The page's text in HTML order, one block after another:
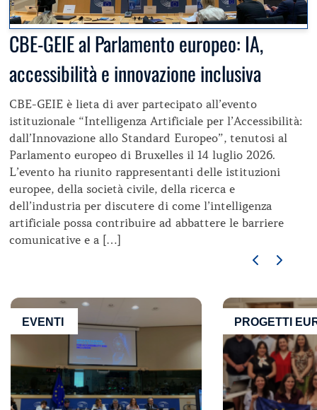
CBE-GEIE al Parlamento europeo: IA,
accessibilità e innovazione inclusiva
CBE-GEIE è lieta di aver partecipato all’evento
istituzionale “Intelligenza Artificiale per l’Accessibilità:
dall’Innovazione allo Standard Europeo”, tenutosi al
Parlamento europeo di Bruxelles il 14 luglio 2026.
L’evento ha riunito rappresentanti delle istituzioni
europee, della società civile, della ricerca e
dell’industria per discutere di come l’intelligenza
artificiale possa contribuire ad abbattere le barriere
comunicative e a […]
EVENTI PROGETTI